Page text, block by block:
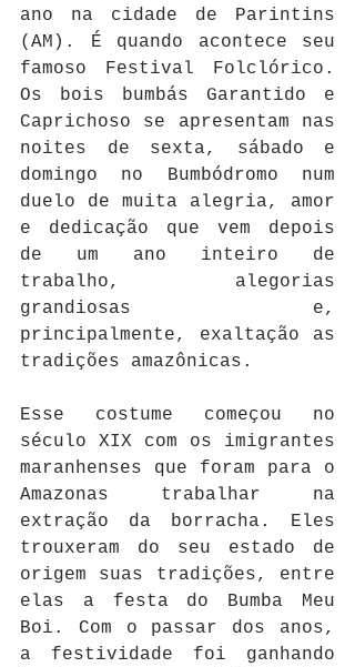
ano na cidade de Parintins
(AM). É quando acontece seu
famoso Festival Folclórico.
Os bois bumbás Garantido e
Caprichoso se apresentam nas
noites de sexta, sábado e
domingo no Bumbódromo num
duelo de muita alegria, amor
e dedicação que vem depois
de um ano inteiro de
trabalho, alegorias
grandiosas e,
principalmente, exaltação as
tradições amazônicas.
Esse costume começou no
século XIX com os imigrantes
maranhenses que foram para o
Amazonas trabalhar na
extração da borracha. Eles
trouxeram do seu estado de
origem suas tradições, entre
elas a festa do Bumba Meu
Boi. Com o passar dos anos,
a festividade foi ganhando